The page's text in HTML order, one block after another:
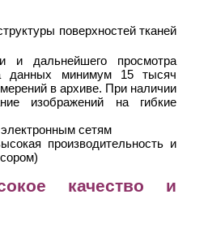
поверхностей тканей
дальнейшего просмотра
данных минимум 15 тысяч
в архиве. При наличии
изображений на гибкие
сетям
производительность и
качество и